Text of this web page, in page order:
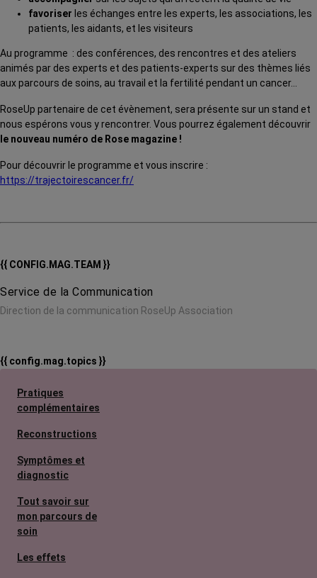
favoriser les échanges entre les experts, les associations, les
patients, les aidants, et les visiteurs
Au programme : des conférences, des rencontres et des ateliers
animés par des experts et des patients-experts sur des thèmes liés
aux parcours de soins, au travail et la fertilité pendant un cancer…
RoseUp partenaire de cet évènement, sera présente sur un stand et
nous espérons vous y rencontrer. Vous pourrez également découvrir
le nouveau numéro de Rose magazine !
Pour découvrir le programme et vous inscrire :
https://trajectoirescancer.fr/
{{ CONFIG.MAG.TEAM }}
Service de la Communication
Direction de la communication RoseUp Association
{{ config.mag.topics }}
Pratiques
complémentaires
Reconstructions
Symptômes et
diagnostic
Tout savoir sur
mon parcours de
soin
Les effets